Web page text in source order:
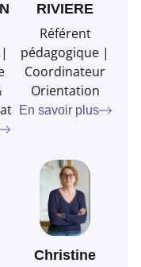
RIVIERE
Référent
pédagogique |
Coordinateur
Orientation
En savoir plus
Christine